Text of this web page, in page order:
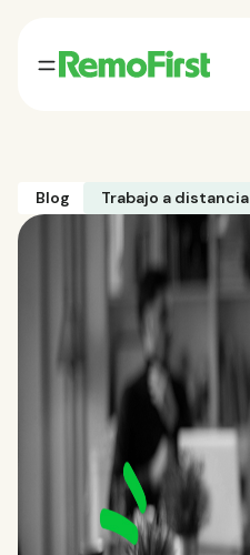
Blog Trabajo a distancia